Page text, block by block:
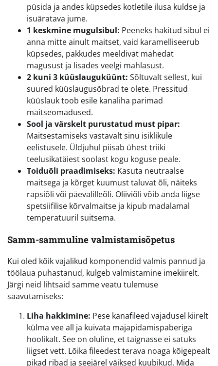
püsida ja andes küpsedes kotletile ilusa kuldse ja
isuäratava jume.
1 keskmine mugulsibul: Peeneks hakitud sibul ei
anna mitte ainult maitset, vaid karamelliseerub
küpsedes, pakkudes meeldivat mahedat
magusust ja lisades veelgi mahlasust.
2 kuni 3 küüslauguküünt: Sõltuvalt sellest, kui
suured küüslaugusõbrad te olete. Pressitud
küüslauk toob esile kanaliha parimad
maitseomadused.
Sool ja värskelt purustatud must pipar:
Maitsestamiseks vastavalt sinu isiklikule
eelistusele. Üldjuhul piisab ühest triiki
teelusikatäiest soolast kogu koguse peale.
Toiduõli praadimiseks: Kasuta neutraalse
maitsega ja kõrget kuumust taluvat õli, näiteks
rapsiõli või päevalilleõli. Oliiviõli võib anda liigse
spetsiifilise kõrvalmaitse ja kipub madalamal
temperatuuril suitsema.
Samm-sammuline valmistamisõpetus
Kui oled kõik vajalikud komponendid valmis pannud ja
töölaua puhastanud, kulgeb valmistamine imekiirelt.
Järgi neid lihtsaid samme veatu tulemuse
saavutamiseks:
Liha hakkimine: Pese kanafileed vajadusel kiirelt
külma vee all ja kuivata majapidamispaberiga
hoolikalt. See on oluline, et taignasse ei satuks
liigset vett. Lõika fileedest terava noaga kõigepealt
pikad ribad ja seejärel väiksed kuubikud. Mida